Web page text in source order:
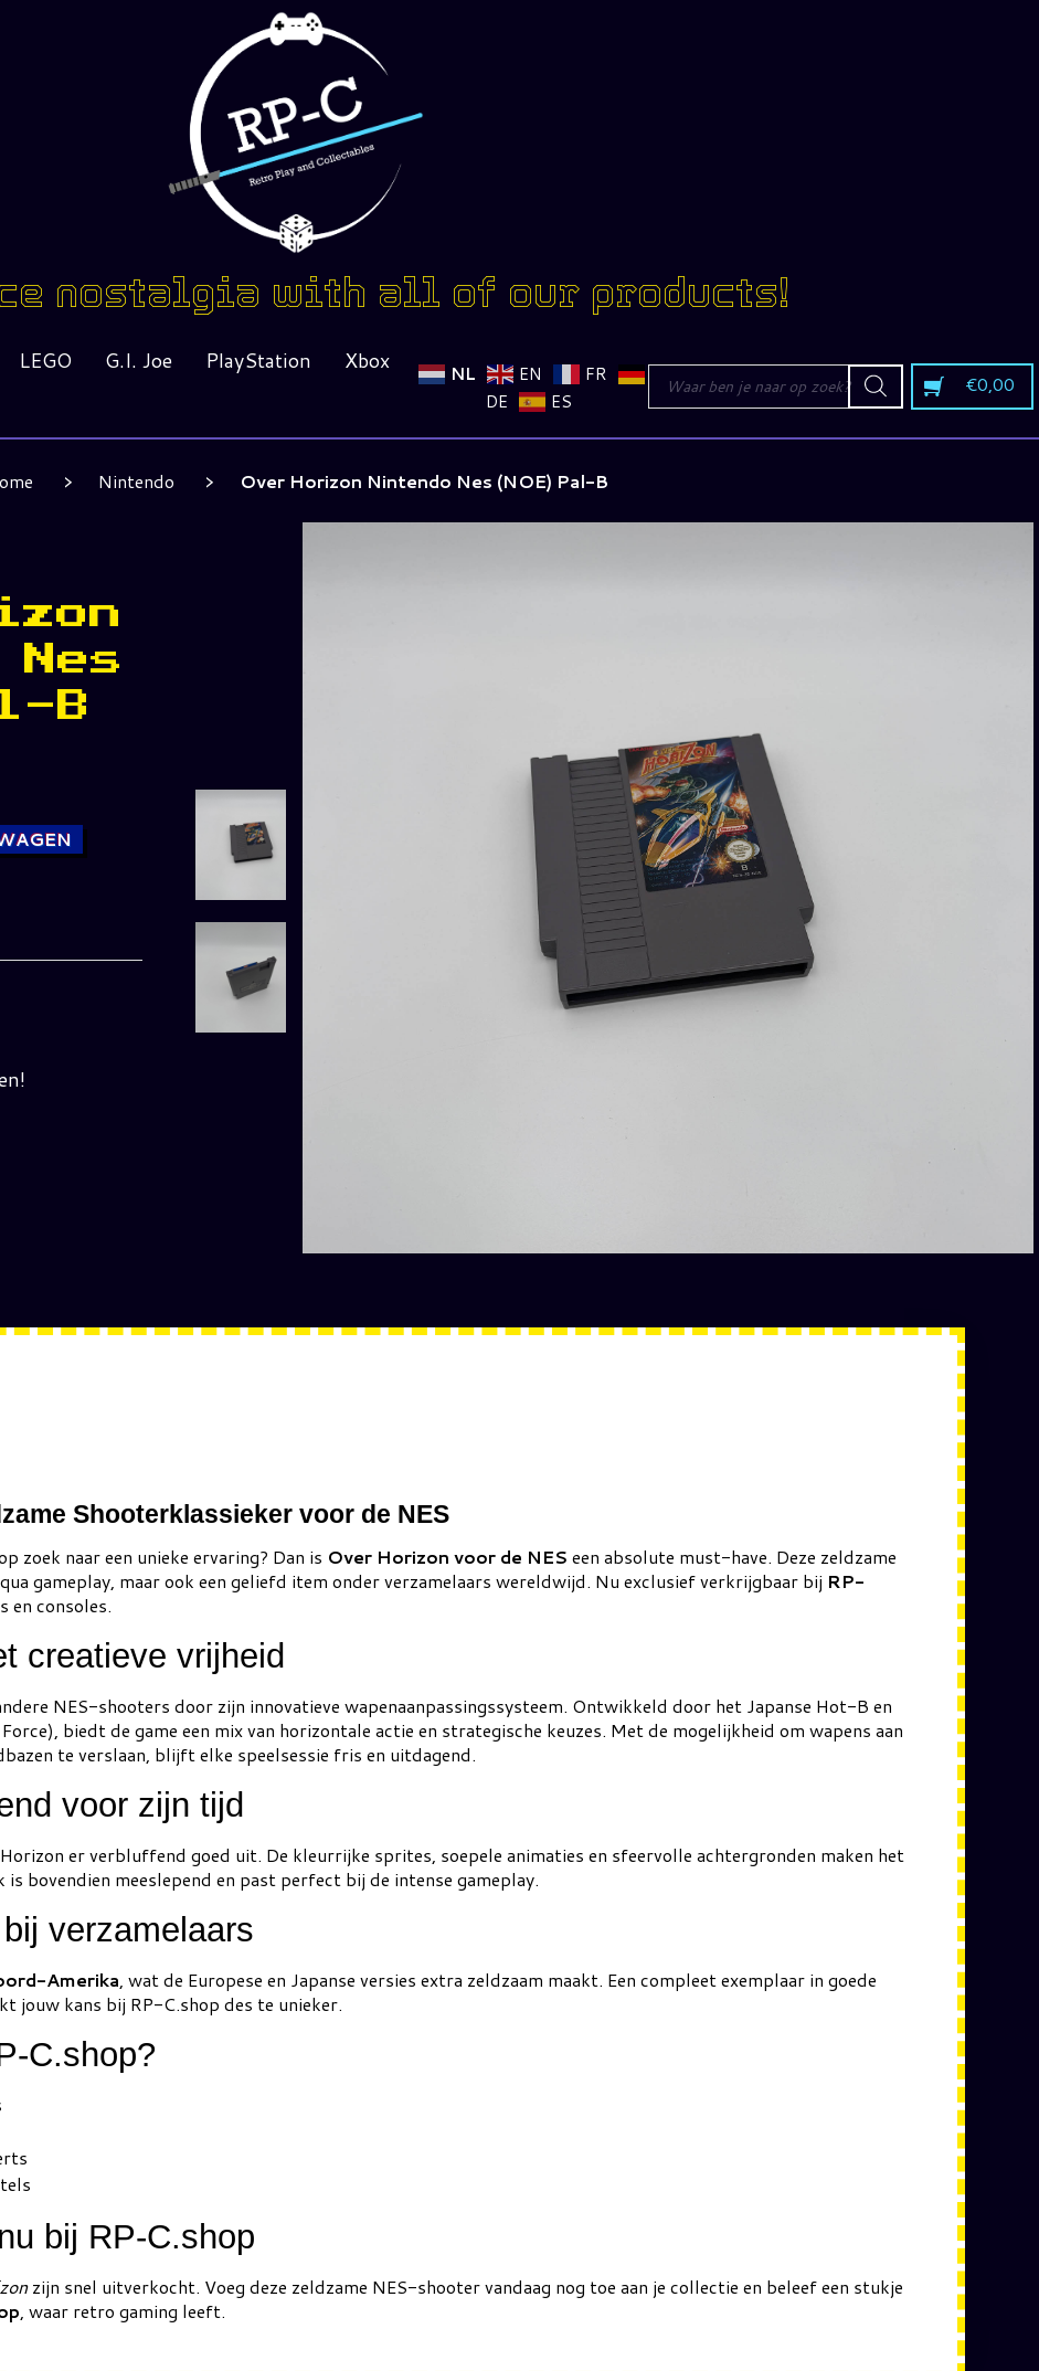
nostalgia with all of our products!
LEGO G.I. Joe PlayStation
Xbox
NL EN
FR
DE
ES
Producten
zoeken €0,00
Nintendo Over Horizon Nintendo Nes (NOE) Pal-B
B
Shooterklassieker voor de NES
zoek naar een unieke ervaring? Dan is Over Horizon voor de NES een absolute must-have. Deze zeldzame
gameplay, maar ook een geliefd item onder verzamelaars wereldwijd. Nu exclusief verkrijgbaar bij RP-
en consoles.
creatieve vrijheid
NES-shooters door zijn innovatieve wapenaanpassingssysteem. Ontwikkeld door het Japanse Hot-B en
biedt de game een mix van horizontale actie en strategische keuzes. Met de mogelijkheid om wapens aan
te verslaan, blijft elke speelsessie fris en uitdagend.
voor zijn tijd
er verbluffend goed uit. De kleurrijke sprites, soepele animaties en sfeervolle achtergronden maken het
bovendien meeslepend en past perfect bij de intense gameplay.
verzamelaars
Amerika, wat de Europese en Japanse versies extra zeldzaam maakt. Een compleet exemplaar in goede
jouw kans bij RP-C.shop des te unieker.
C.shop?
bij RP-C.shop
zijn snel uitverkocht. Voeg deze zeldzame NES-shooter vandaag nog toe aan je collectie en beleef een stukje
, waar retro gaming leeft.